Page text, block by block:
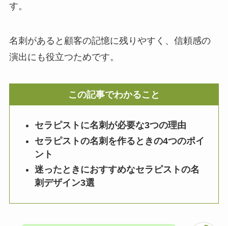
す。
名刺があると顧客の記憶に残りやすく、信頼感の
演出にも役立つためです。
この記事でわかること
セラピストに名刺が必要な3つの理由
セラピストの名刺を作るときの4つのポイ
ント
迷ったときにおすすめなセラピストの名
刺デザイン3選